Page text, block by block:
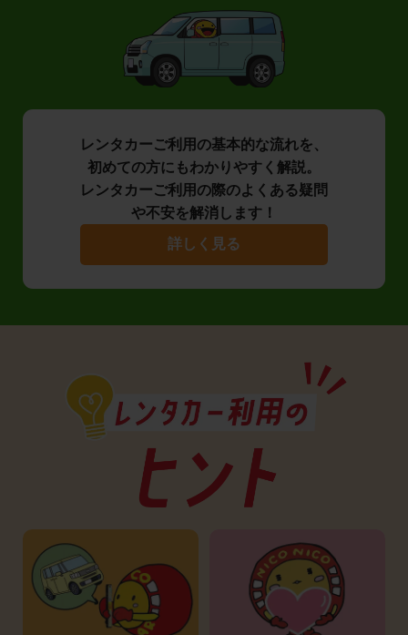
レンタカーご利用の基本的な流れを、
初めての方にもわかりやすく解説。
レンタカーご利用の際のよくある疑問
や不安を解消します！
詳しく見る